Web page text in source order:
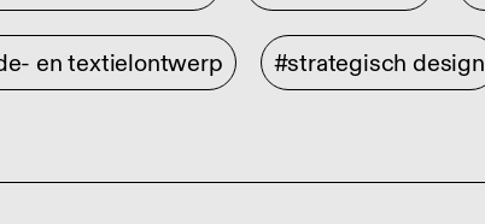
en textielontwerp #strategisch design